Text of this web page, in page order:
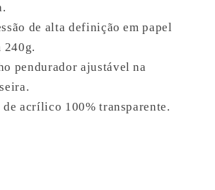
de alta definição em papel
240g.
pendurador ajustável na
acrílico 100% transparente.